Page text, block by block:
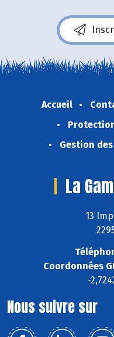
Accueil
Gestion
La
13
Coordonnées
-
Nous suivre sur